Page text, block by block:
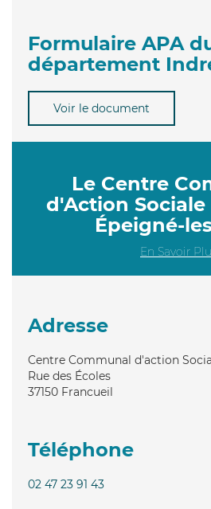
Formulaire APA
département
Voir le document
Le Centre
d'Action Sociale
Épeigné-
En Savoir
Adresse
Centre Communal d'action
Rue des Écoles
37150 Francueil
Téléphone
02 47 23 91 43